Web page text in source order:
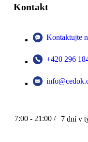
Kontakt
Kontaktujte
+420 296
7:00 - 21:00 / 7 dní v